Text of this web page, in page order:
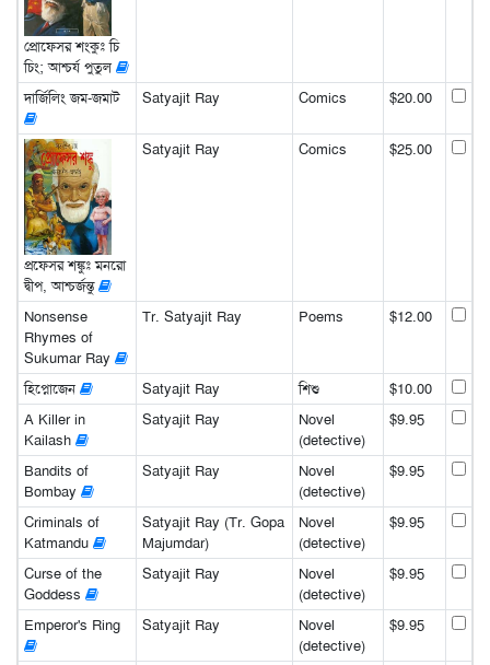
প্রোফেসর শংকুঃ চি
চিং; আশ্চর্য পুতুল
দার্জিলিং জম-জমাট Satyajit Ray Comics $20.00
প্রফেসর শঙ্কুঃ মনরো
দ্বীপ, আশ্চর্জন্তু
Satyajit Ray Comics $25.00
Nonsense
Rhymes of
Sukumar Ray
Tr. Satyajit Ray Poems $12.00
হিপ্নোজেন Satyajit Ray শিশু
$10.00
A Killer in
Kailash
Satyajit Ray
Novel
(detective)
$9.95
Bandits of
Bombay
Satyajit Ray
Novel
(detective)
$9.95
Criminals of
Katmandu
Satyajit Ray (Tr. Gopa
Majumdar)
Novel
(detective)
$9.95
Curse of the
Goddess
Satyajit Ray
Novel
(detective)
$9.95
Emperor's Ring Satyajit Ray
Novel
(detective)
$9.95